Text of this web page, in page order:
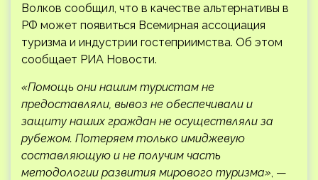
Волков сообщил, что в качестве альтернативы в
РФ может появиться Всемирная ассоциация
туризма и индустрии гостеприимства. Об этом
сообщает РИА Новости.
«Помощь они нашим туристам не
предоставляли, вывоз не обеспечивали и
защиту наших граждан не осуществляли за
рубежом. Потеряем только имиджевую
составляющую и не получим часть
методологии развития мирового туризма» , —